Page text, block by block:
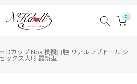
0
Dカップ Noa 模擬口腔 リアルラブドール シ
ックス人形 最新型